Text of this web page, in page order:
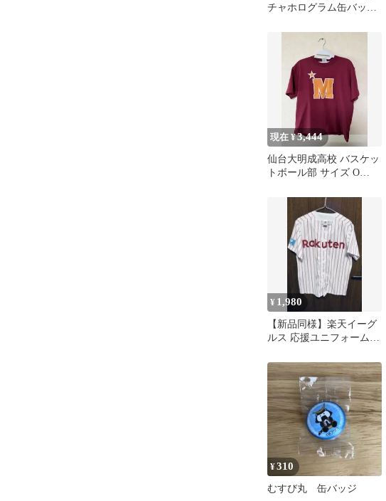
チャホログラム缶バッチ
現在 ¥3,444
仙台大明成高校 バスケッ
トボール部 サイズ O
¥ 1,980
【新品同様】楽天イーグ
ルス 応援ユニフォーム
イズ
¥310
むすび丸 缶バッジ